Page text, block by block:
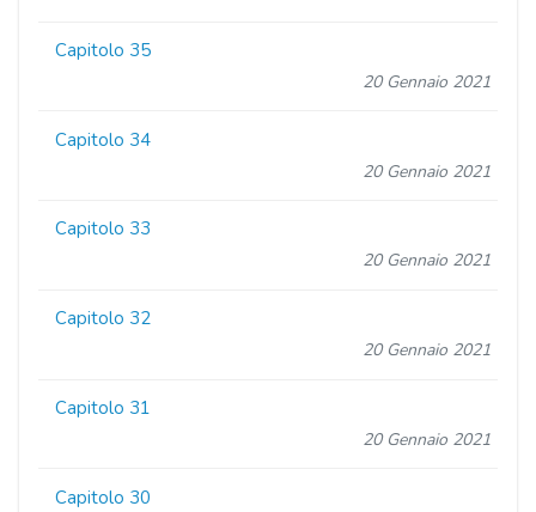
Capitolo 35
20 Gennaio 2021
Capitolo 34
20 Gennaio 2021
Capitolo 33
20 Gennaio 2021
Capitolo 32
20 Gennaio 2021
Capitolo 31
20 Gennaio 2021
Capitolo 30